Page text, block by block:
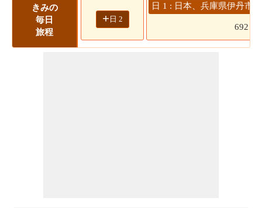
きみの
毎日
旅程
+ 日 2
日 1 : 日本、兵庫県伊丹市
692